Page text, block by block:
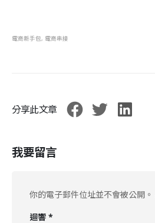
電商新手包, 電商串接
分享此文章
我要留言
你的電子郵件位址並不會被公開。
迴響 *